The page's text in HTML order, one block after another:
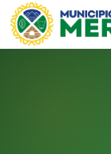
Gobierno